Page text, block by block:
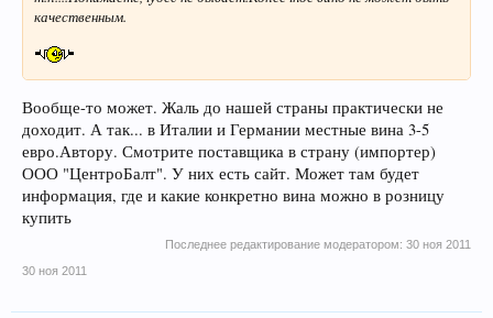
качественным.
Вообще-то может. Жаль до нашей страны практически не
доходит. А так... в Италии и Германии местные вина 3-5
евро.Автору. Смотрите поставщика в страну (импортер)
ООО "ЦентроБалт". У них есть сайт. Может там будет
информация, где и какие конкретно вина можно в розницу
купить
Последнее редактирование модератором: 30 ноя 2011
30 ноя 2011